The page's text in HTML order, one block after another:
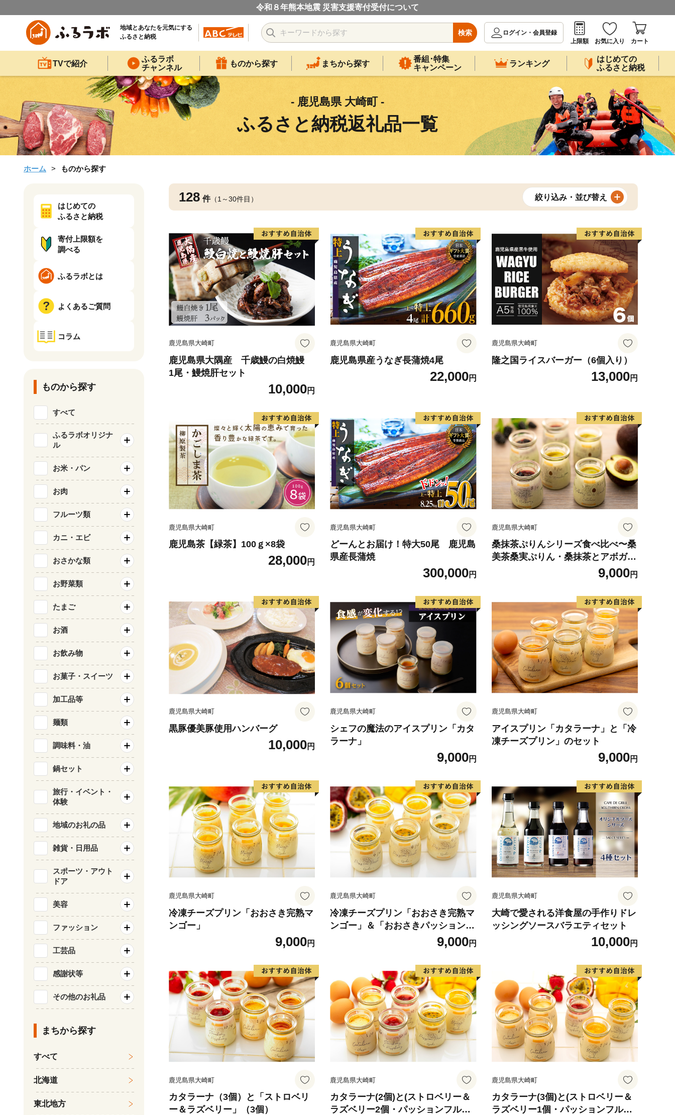
令和８年熊本地震 災害支援寄付受付について
地域とあなたを元気にする
ふるさと納税
検索
ログイン・会員登録
上限額
お気に入り カート
TVで紹介
ふるラボ
チャンネル
ものから探す まちから探す
番組･特集
キャンペーン
ランキング
はじめての
ふるさと納税
- 鹿児島県 大崎町 -
ふるさと納税返礼品一覧
ホーム ものから探す
128 件（1～30件目） 絞り込み・並び替え
鹿児島県大崎町
鹿児島県大隅産 千歳鰻の白焼鰻
1尾・鰻焼肝セット
10,000円
鹿児島県大崎町
鹿児島県産うなぎ長蒲焼4尾
22,000円
鹿児島県大崎町
隆之国ライスバーガー（6個入り）
13,000円
鹿児島県大崎町
鹿児島茶【緑茶】100ｇ×8袋
28,000円
鹿児島県大崎町
どーんとお届け！特大50尾 鹿児島
県産長蒲焼
300,000円
鹿児島県大崎町
桑抹茶ぷりんシリーズ食べ比べ〜桑
美茶桑実ぷりん・桑抹茶とアボガド
9,000円
鹿児島県大崎町
黒豚優美豚使用ハンバーグ
10,000円
鹿児島県大崎町
シェフの魔法のアイスプリン「カタ
ラーナ」
9,000円
鹿児島県大崎町
アイスプリン「カタラーナ」と「冷
凍チーズプリン」のセット
9,000円
鹿児島県大崎町
冷凍チーズプリン「おおさき完熟マ
ンゴー」
9,000円
鹿児島県大崎町
冷凍チーズプリン「おおさき完熟マ
ンゴー」＆「おおさきパッションフ
9,000円
鹿児島県大崎町
大崎で愛される洋食屋の手作りドレ
ッシングソースバラエティセット
10,000円
鹿児島県大崎町
カタラーナ（3個）と「ストロベリ
ー＆ラズベリー」（3個）
鹿児島県大崎町
カタラーナ(2個)と(ストロベリー＆
ラズベリー2個・パッションフルー
鹿児島県大崎町
カタラーナ(3個)と(ストロベリー＆
ラズベリー1個・パッションフルー
はじめての
ふるさと納税
寄付上限額を
調べる
ふるラボとは
よくあるご質問
コラム
ものから探す
すべて
ふるラボオリジナ
ル
お米・パン
お肉
フルーツ類
カニ・エビ
おさかな類
お野菜類
たまご
お酒
お飲み物
お菓子・スイーツ
加工品等
麺類
調味料・油
鍋セット
旅行・イベント・
体験
地域のお礼の品
雑貨・日用品
スポーツ・アウト
ドア
美容
ファッション
工芸品
感謝状等
その他のお礼品
まちから探す
すべて
北海道
東北地方